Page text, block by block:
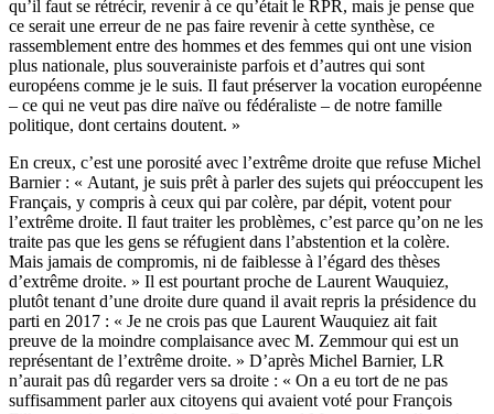
qu’il faut se rétrécir, revenir à ce qu’était le RPR, mais je pense que
ce serait une erreur de ne pas faire revenir à cette synthèse, ce
rassemblement entre des hommes et des femmes qui ont une vision
plus nationale, plus souverainiste parfois et d’autres qui sont
européens comme je le suis. Il faut préserver la vocation européenne
– ce qui ne veut pas dire naïve ou fédéraliste – de notre famille
politique, dont certains doutent. »
En creux, c’est une porosité avec l’extrême droite que refuse Michel
Barnier : « Autant, je suis prêt à parler des sujets qui préoccupent les
Français, y compris à ceux qui par colère, par dépit, votent pour
l’extrême droite. Il faut traiter les problèmes, c’est parce qu’on ne les
traite pas que les gens se réfugient dans l’abstention et la colère.
Mais jamais de compromis, ni de faiblesse à l’égard des thèses
d’extrême droite. » Il est pourtant proche de Laurent Wauquiez,
plutôt tenant d’une droite dure quand il avait repris la présidence du
parti en 2017 : « Je ne crois pas que Laurent Wauquiez ait fait
preuve de la moindre complaisance avec M. Zemmour qui est un
représentant de l’extrême droite. » D’après Michel Barnier, LR
n’aurait pas dû regarder vers sa droite : « On a eu tort de ne pas
suffisamment parler aux citoyens qui avaient voté pour François